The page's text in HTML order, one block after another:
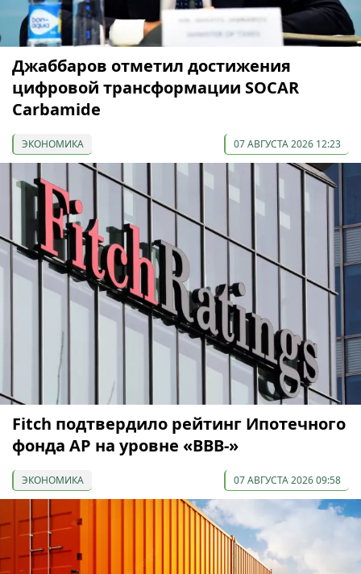
Джаббаров отметил достижения
цифровой трансформации SOCAR
Carbamide
ЭКОНОМИКА 07 АВГУСТА 2026 12:23
Fitch подтвердило рейтинг Ипотечного
фонда АР на уровне «BBB-»
ЭКОНОМИКА 07 АВГУСТА 2026 09:58